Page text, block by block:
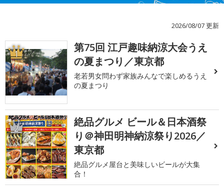
2026/08/07 更新
1
第75回 江戸趣味納涼大会うえ
の夏まつり／東京都
老若男女問わず家族みんなで楽しめるうえ
の夏まつり
2
絶品グルメ ビール＆日本酒祭
り＠神田明神納涼祭り2026／
東京都
絶品グルメ屋台と美味しいビールが大集
合！